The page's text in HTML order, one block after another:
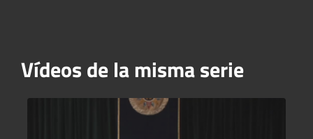
Vídeos de la misma serie